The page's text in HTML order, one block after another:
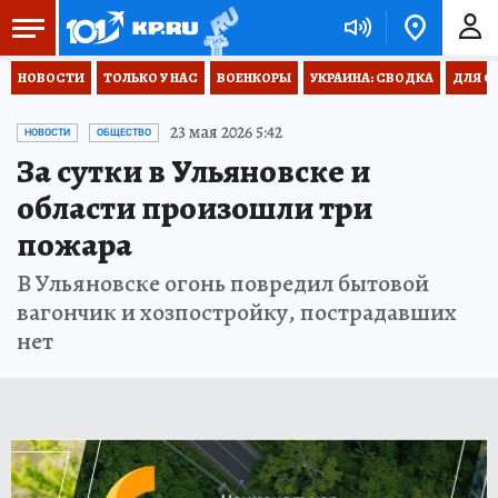
НОВОСТИ ТОЛЬКО У НАС ВОЕНКОРЫ УКРАИНА: СВОДКА ДЛЯ
НОВОСТИ ОБЩЕСТВО 23 мая 2026 5:42
За сутки в Ульяновске и
области произошли три
пожара
В Ульяновске огонь повредил бытовой
вагончик и хозпостройку, пострадавших
нет